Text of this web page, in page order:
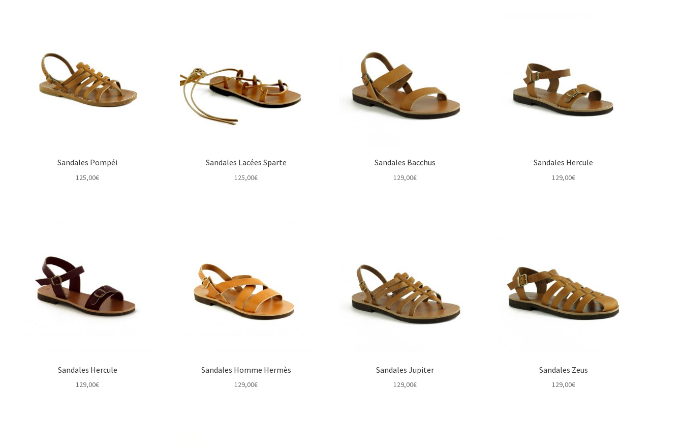
Sandales Pompéi
125,00€
Sandales Lacées Sparte
125,00€
Sandales Bacchus
129,00€
Sandales Hercule
129,00€
Sandales Hercule
129,00€
Sandales Homme Hermès
129,00€
Sandales Jupiter
129,00€
Sandales Zeus
129,00€